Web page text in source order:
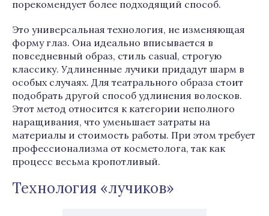
порекомендует более подходящий способ.
Это универсальная технология, не изменяющая
форму глаз. Она идеально вписывается в
повседневный образ, стиль casual, строгую
классику. Удлиненные лучики придадут шарм в
особых случаях. Для театрального образа стоит
подобрать другой способ удлинения волосков.
Этот метод относится к категории неполного
наращивания, что уменьшает затраты на
материалы и стоимость работы. При этом требует
профессионализма от косметолога, так как
процесс весьма кропотливый.
Технология «лучиков»